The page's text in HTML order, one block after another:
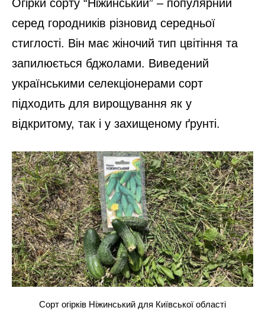
Огірки сорту “Ніжинський” – популярний
серед городників різновид середньої
стиглості. Він має жіночий тип цвітіння та
запилюється бджолами. Виведений
українськими селекціонерами сорт
підходить для вирощування як у
відкритому, так і у захищеному ґрунті.
Сорт огірків Ніжинський для Київської області